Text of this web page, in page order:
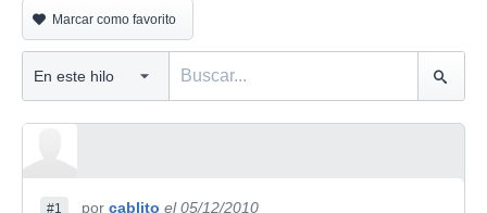
Marcar como favorito
#1 por cablito el 05/12/2010